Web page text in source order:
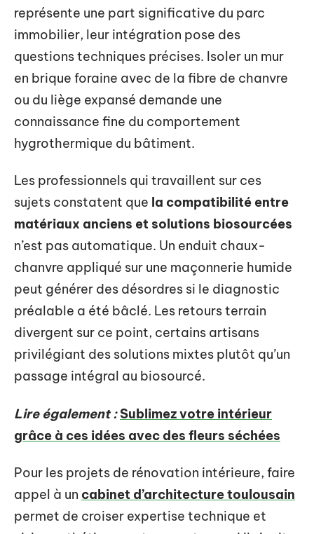
représente une part significative du parc
immobilier, leur intégration pose des
questions techniques précises. Isoler un mur
en brique foraine avec de la fibre de chanvre
ou du liège expansé demande une
connaissance fine du comportement
hygrothermique du bâtiment.
Les professionnels qui travaillent sur ces
sujets constatent que la compatibilité entre
matériaux anciens et solutions biosourcées
n’est pas automatique. Un enduit chaux-
chanvre appliqué sur une maçonnerie humide
peut générer des désordres si le diagnostic
préalable a été bâclé. Les retours terrain
divergent sur ce point, certains artisans
privilégiant des solutions mixtes plutôt qu’un
passage intégral au biosourcé.
Lire également : Sublimez votre intérieur
grâce à ces idées avec des fleurs séchées
Pour les projets de rénovation intérieure, faire
appel à un cabinet d’architecture toulousain
permet de croiser expertise technique et